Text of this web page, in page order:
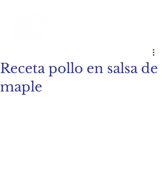
Receta pollo en salsa de
maple